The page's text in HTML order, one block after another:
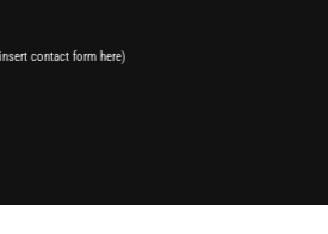
contact form here)